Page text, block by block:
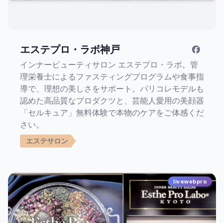
エステプロ・ラボ神戸
インナービューティサロン エステプロ・ラボ。管
理栄養士によるファスティングプログラムや食事指
導で、理想の美しさをサポート。パリコレモデルも
認めた高品質なプロダクツと、芸能人愛用の美顔器
「セルキュア」無料体験で本物のケアをご体感くだ
さい。
エステサロン
livewebpro